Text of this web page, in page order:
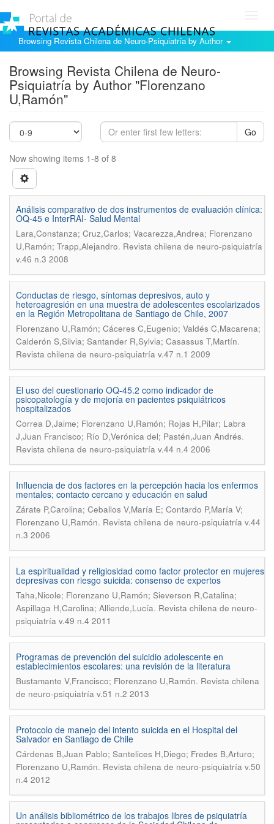
Browsing Revista Chilena de Neuro-Psiquiatría by Author
Browsing Revista Chilena de Neuro-
Psiquiatría by Author "Florenzano
U,Ramón"
Go
Now showing items 1-8 of 8
Análisis comparativo de dos instrumentos de evaluación clínica:
OQ-45 e InterRAI- Salud Mental
Lara,Constanza; Cruz,Carlos; Vacarezza,Andrea; Florenzano
U,Ramón; Trapp,Alejandro. Revista chilena de neuro-psiquiatría
v.46 n.3 2008
Conductas de riesgo, síntomas depresivos, auto y
heteroagresión en una muestra de adolescentes escolarizados
en la Región Metropolitana de Santiago de Chile, 2007
Florenzano U,Ramón; Cáceres C,Eugenio; Valdés C,Macarena;
Calderón S,Silvia; Santander R,Sylvia; Casassus T,Martín.
Revista chilena de neuro-psiquiatría v.47 n.1 2009
El uso del cuestionario OQ-45.2 como indicador de
psicopatología y de mejoría en pacientes psiquiátricos
hospitalizados
Correa D,Jaime; Florenzano U,Ramón; Rojas H,Pilar; Labra
J,Juan Francisco; Río D,Verónica del; Pastén,Juan Andrés.
Revista chilena de neuro-psiquiatría v.44 n.4 2006
Influencia de dos factores en la percepción hacia los enfermos
mentales; contacto cercano y educación en salud
Zárate P,Carolina; Ceballos V,María E; Contardo P,María V;
Florenzano U,Ramón. Revista chilena de neuro-psiquiatría v.44
n.3 2006
La espiritualidad y religiosidad como factor protector en mujeres
depresivas con riesgo suicida: consenso de expertos
Taha,Nicole; Florenzano U,Ramón; Sieverson R,Catalina;
Aspillaga H,Carolina; Alliende,Lucía. Revista chilena de neuro-
psiquiatría v.49 n.4 2011
Programas de prevención del suicidio adolescente en
establecimientos escolares: una revisión de la literatura
Bustamante V,Francisco; Florenzano U,Ramón. Revista chilena
de neuro-psiquiatría v.51 n.2 2013
Protocolo de manejo del intento suicida en el Hospital del
Salvador en Santiago de Chile
Cárdenas B,Juan Pablo; Santelices H,Diego; Fredes B,Arturo;
Florenzano U,Ramón. Revista chilena de neuro-psiquiatría v.50
n.4 2012
Un análisis bibliométrico de los trabajos libres de psiquiatría